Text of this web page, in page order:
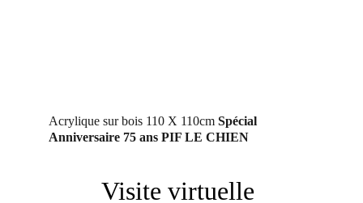
Acrylique sur bois 110 X 110cm Spécial
Anniversaire 75 ans PIF LE CHIEN
Visite virtuelle